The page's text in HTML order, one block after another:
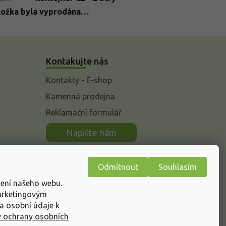
našeho webu.
osobní údaje k
ochrany osobních
Odmítnout Souhlasím
byla vyprodána…
Kontakujte nás
Kontakty - E-shop
Kamenná prodejna
Reklamační formulář
Napište nám